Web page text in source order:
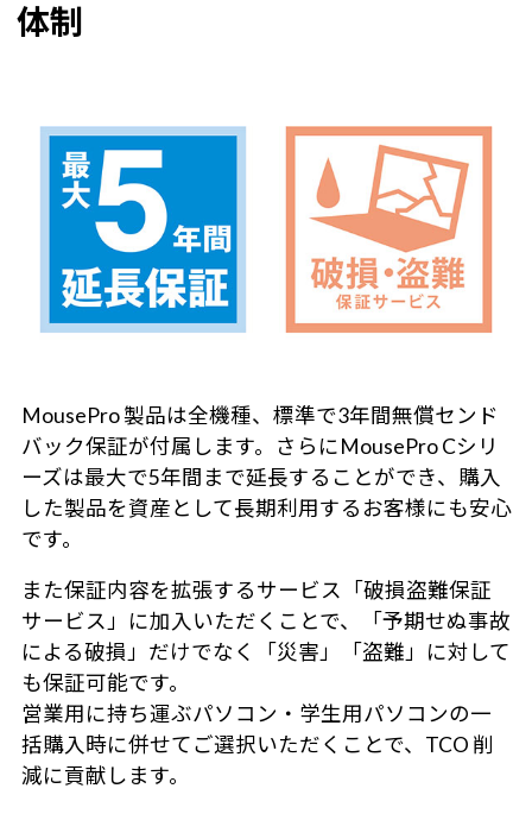
体制
MousePro 製品は全機種、標準で3年間無償センド
バック保証が付属します。さらにMousePro Cシリ
ーズは最大で5年間まで延長することができ、購入
した製品を資産として長期利用するお客様にも安心
です。
また保証内容を拡張するサービス「破損盗難保証
サービス」に加入いただくことで、「予期せぬ事故
による破損」だけでなく「災害」「盗難」に対して
も保証可能です。
営業用に持ち運ぶパソコン・学生用パソコンの一
括購入時に併せてご選択いただくことで、TCO 削
減に貢献します。